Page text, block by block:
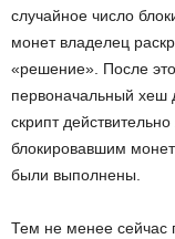
случайное число
монет владелец
«решение». После
первоначальный хеш
скрипт
блокировавшим
были выполнены.
Тем не менее сейчас